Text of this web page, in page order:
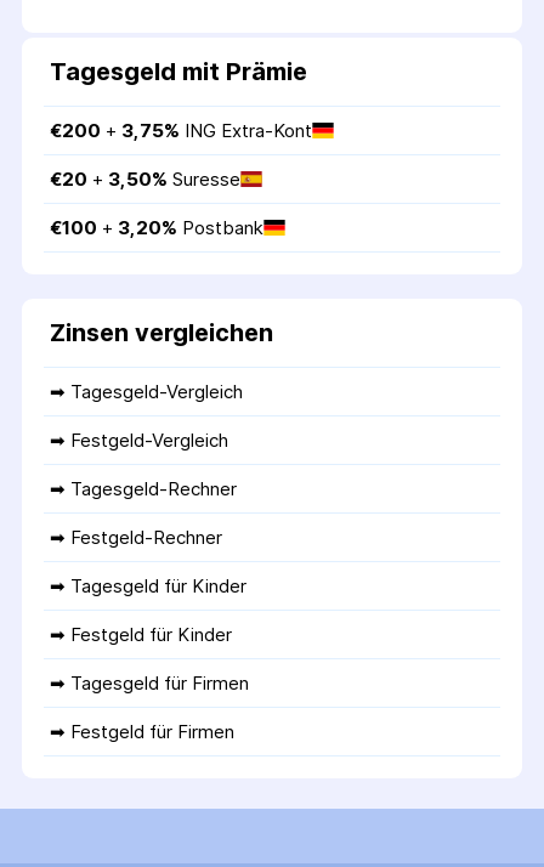
Tagesgeld mit Prämie
€200 + 3,75% ING Extra-Kont
€20 + 3,50% Suresse
€100 + 3,20% Postbank
Zinsen vergleichen
➡ Tagesgeld-Vergleich
➡ Festgeld-Vergleich
➡ Tagesgeld-Rechner
➡ Festgeld-Rechner
➡ Tagesgeld für Kinder
➡ Festgeld für Kinder
➡ Tagesgeld für Firmen
➡ Festgeld für Firmen